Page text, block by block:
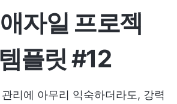
자일 프로젝
플릿 #12
리에 아무리 익숙하더라도, 강력